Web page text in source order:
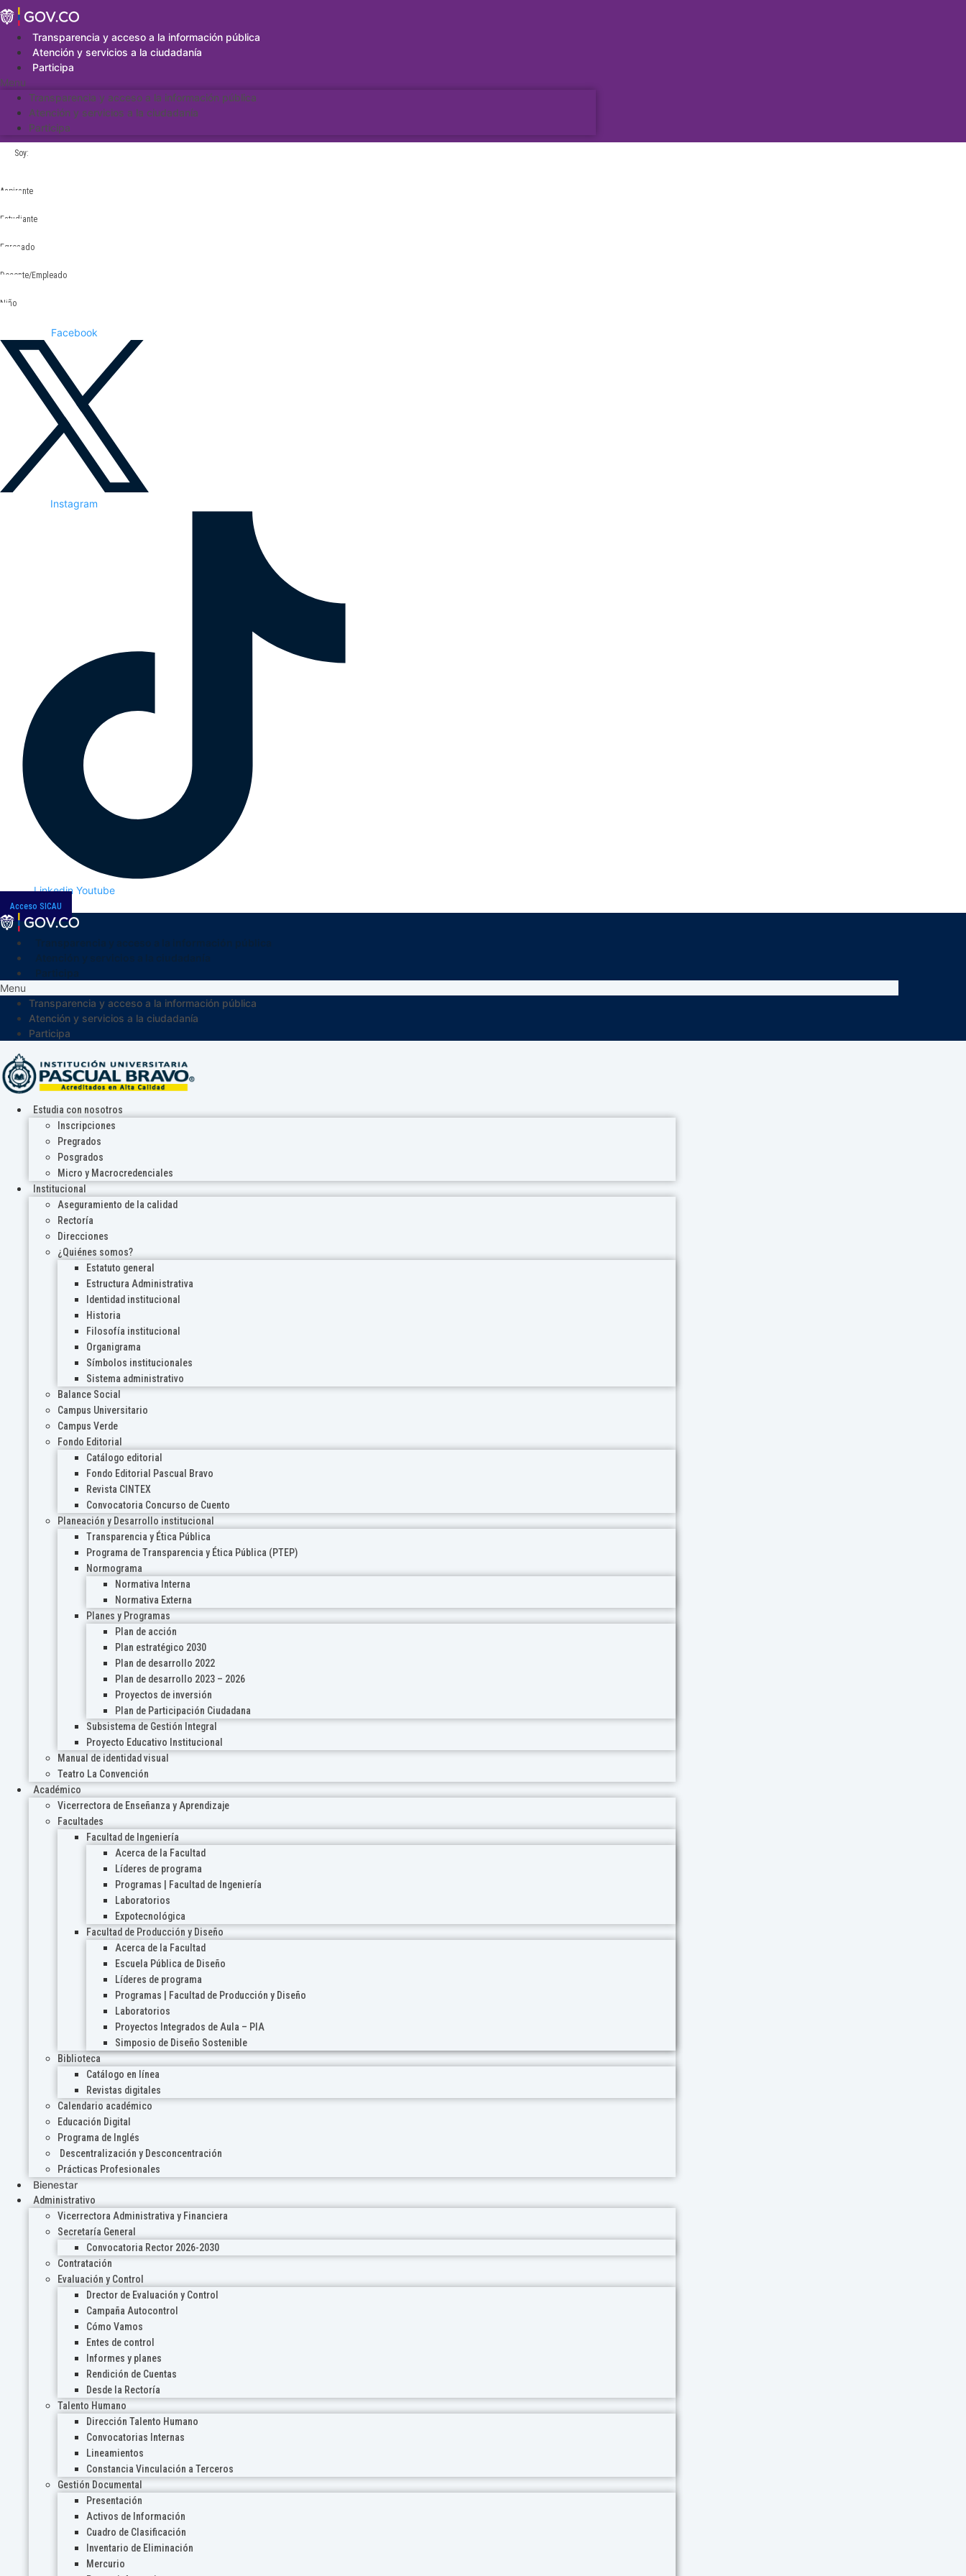
Saltar
al
contenidoTransparencia y acceso a la información pública
Atención y servicios a la ciudadanía
Participa
Menu
Transparencia y acceso a la información pública
Atención y servicios a la ciudadanía
Participa
Soy:
Aspirante
Estudiante
Egresado
Docente/Empleado
Niño
Facebook
Instagram
Linkedin Youtube
Acceso SICAU
Menu
Transparencia y acceso a la información pública
Atención y servicios a la ciudadanía
Participa
Estudia con nosotros
Inscripciones
Pregrados
Posgrados
Micro y Macrocredenciales
Institucional
Aseguramiento de la calidad
Rectoría
Direcciones
¿Quiénes somos?
Estatuto general
Estructura Administrativa
Identidad institucional
Historia
Filosofía institucional
Organigrama
Símbolos institucionales
Sistema administrativo
Balance Social
Campus Universitario
Campus Verde
Fondo Editorial
Catálogo editorial
Fondo Editorial Pascual Bravo
Revista CINTEX
Convocatoria Concurso de Cuento
Planeación y Desarrollo institucional
Transparencia y Ética Pública
Programa de Transparencia y Ética Pública (PTEP)
Normograma
Normativa Interna
Normativa Externa
Planes y Programas
Plan de acción
Plan estratégico 2030
Plan de desarrollo 2022
Plan de desarrollo 2023 – 2026
Proyectos de inversión
Plan de Participación Ciudadana
Subsistema de Gestión Integral
Proyecto Educativo Institucional
Manual de identidad visual
Teatro La Convención
Académico
Vicerrectora de Enseñanza y Aprendizaje
Facultades
Facultad de Ingeniería
Acerca de la Facultad
Líderes de programa
Programas | Facultad de Ingeniería
Laboratorios
Expotecnológica
Facultad de Producción y Diseño
Acerca de la Facultad
Escuela Pública de Diseño
Líderes de programa
Programas | Facultad de Producción y Diseño
Laboratorios
Proyectos Integrados de Aula – PIA
Simposio de Diseño Sostenible
Biblioteca
Catálogo en línea
Revistas digitales
Calendario académico
Educación Digital
Programa de Inglés
Descentralización y Desconcentración
Prácticas Profesionales
Bienestar
Administrativo
Vicerrectora Administrativa y Financiera
Secretaría General
Convocatoria Rector 2026-2030
Contratación
Evaluación y Control
Drector de Evaluación y Control
Campaña Autocontrol
Cómo Vamos
Entes de control
Informes y planes
Rendición de Cuentas
Desde la Rectoría
Talento Humano
Dirección Talento Humano
Convocatorias Internas
Lineamientos
Constancia Vinculación a Terceros
Gestión Documental
Presentación
Activos de Información
Cuadro de Clasificación
Inventario de Eliminación
Mercurio